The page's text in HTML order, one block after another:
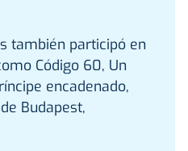
también participó en
Código 60, Un
encadenado,
Budapest,